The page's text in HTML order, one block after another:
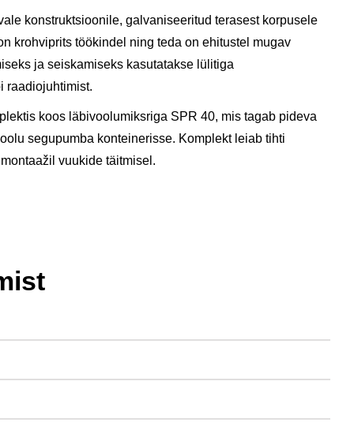
konstruktsioonile, galvaniseeritud terasest korpusele
krohviprits töökindel ning teda on ehitustel mugav
ja seiskamiseks kasutatakse lülitiga
raadiojuhtimist.
koos läbivoolumiksriga SPR 40, mis tagab pideva
segupumba konteinerisse. Komplekt leiab tihti
vuukide täitmisel.